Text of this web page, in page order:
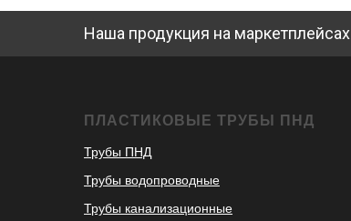
Наша продукция на маркетплейсах
ПЛАСТИКОВЫЕ ТРУБЫ ПНД
Трубы ПНД
Трубы водопроводные
Трубы канализационные